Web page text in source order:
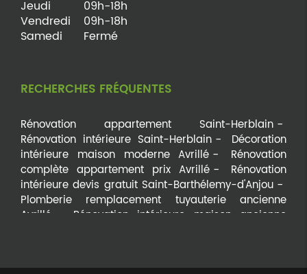
Jeudi
09h-18h
Vendredi
09h-18h
Samedi
Fermé
RECHERCHES FRÉQUENTES
Rénovation appartement Saint-Herblain
Rénovation intérieure Saint-Herblain
Décoration
intérieure maison moderne Avrillé
Rénovation
complète appartement prix Avrillé
Rénovation
intérieure devis gratuit Saint-Barthélemy-d'Anjou
Plomberie remplacement tuyauterie ancienne
Avrillé
Rénovation intérieure maison ancienne